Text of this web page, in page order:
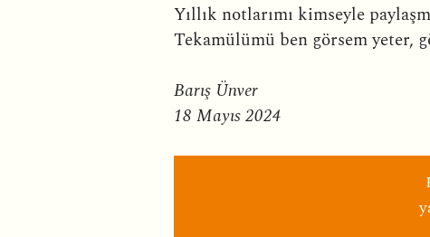
Yıllık notlarımı kimseyle
Tekamülümü ben görsem yeter,
Barış Ünver
18 Mayıs 2024